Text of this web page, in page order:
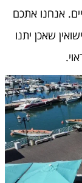
אנחנו אתכם
שאכן יתנו